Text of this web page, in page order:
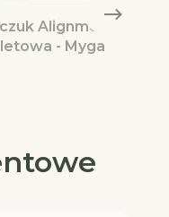
Alignment
- Myga